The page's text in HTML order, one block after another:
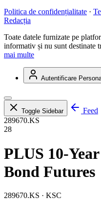
Politica de confidențialitate ·
Redacția
Toate datele furnizate pe
informativ și nu sunt destinate
mai multe
Autentificare
Toggle Sidebar
Feed
289670.KS
28
PLUS 10-
Bond Futures
289670.KS · KSC